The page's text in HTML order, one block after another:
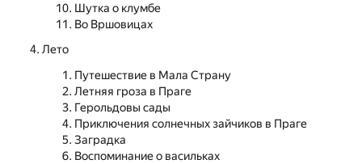
Шутка о клумбе
Во Вршовицах
Лето
Путешествие в Мала Страну
Летняя гроза в Праге
Герольдовы сады
Приключения солнечных зайчиков в Праге
Заградка
Воспоминание о васильках